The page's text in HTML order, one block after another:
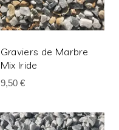
Graviers de Marbre
Mix Iride
9,50 €